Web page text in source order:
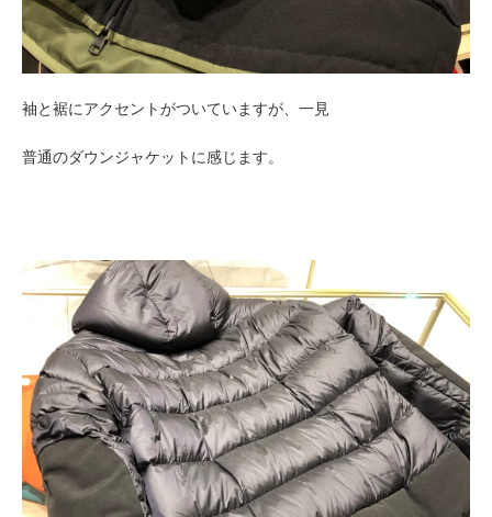
袖と裾にアクセントがついていますが、一見
普通のダウンジャケットに感じます。